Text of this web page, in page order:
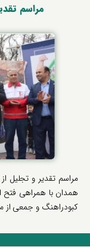
مراسم تقدیر و تجلیل
همدان با همراهی فتح
کبودراهنگ و جمعی از
مراسم